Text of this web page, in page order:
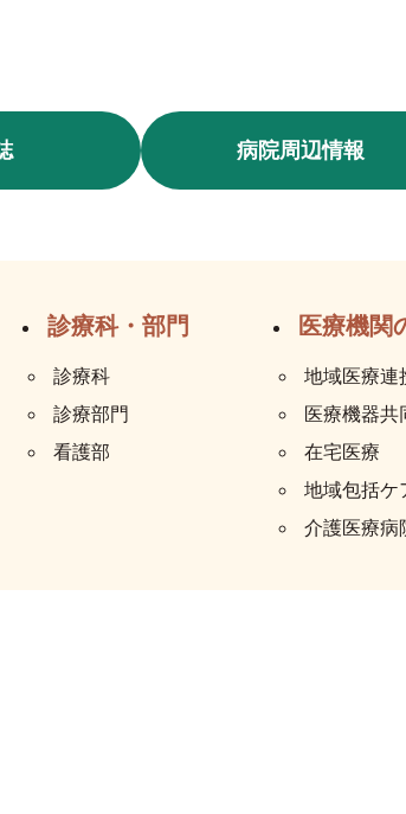
病院周辺情報
診療科・部門
診療科
診療部門
看護部
医療機関
地域医療連
医療機器共
在宅医療
地域包括ケ
介護医療